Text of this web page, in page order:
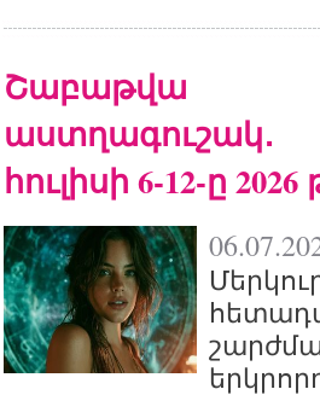
Շաբաթվա
աստղագուշակ․
հուլիսի 6-12-ը 2026